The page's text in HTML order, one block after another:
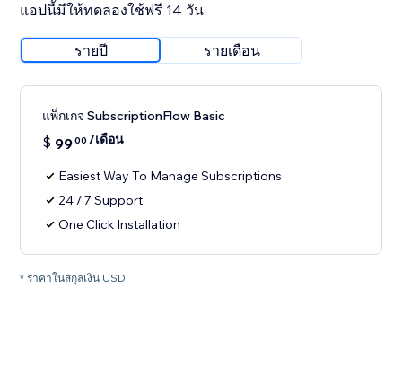
แอปนี้มีให้ทดลองใช้ฟรี 14 วัน
รายปี รายเดือน
แพ็กเกจ SubscriptionFlow Basic
$ 9900 /เดือน
Easiest Way To Manage Subscriptions
24 / 7 Support
One Click Installation
* ราคาในสกุลเงิน USD